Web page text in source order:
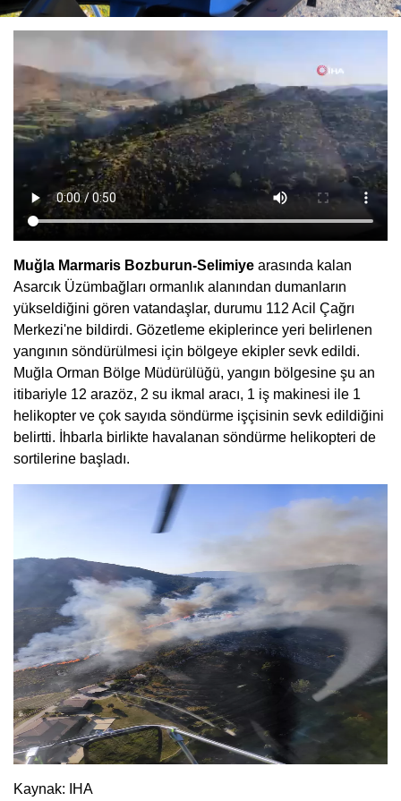
Muğla Marmaris Bozburun-Selimiye arasında kalan
Asarcık Üzümbağları ormanlık alanından dumanların
yükseldiğini gören vatandaşlar, durumu 112 Acil Çağrı
Merkezi'ne bildirdi. Gözetleme ekiplerince yeri belirlenen
yangının söndürülmesi için bölgeye ekipler sevk edildi.
Muğla Orman Bölge Müdürülüğü, yangın bölgesine şu an
itibariyle 12 arazöz, 2 su ikmal aracı, 1 iş makinesi ile 1
helikopter ve çok sayıda söndürme işçisinin sevk edildiğini
belirtti. İhbarla birlikte havalanan söndürme helikopteri de
sortilerine başladı.
Kaynak: IHA